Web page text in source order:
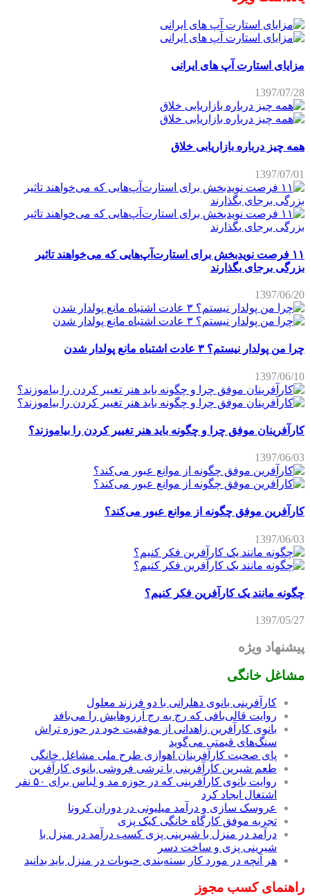
مزایای استارت آپ های ایرانی
1397/07/28
همه چیز درباره بازاریابی خلاق
1397/07/01
۱۱ فرصت نویدبخش برای استارت‌آپ‌هایی که می‌خواهند تاثیر
بزرگی برجای بگذارند
1397/06/20
چرا من پولدار نیستم؟ ۳ عادت اشتباه مانع پولدار شدن
1397/06/10
کارآفرینان موفق چرا و چگونه باید هنر تغییر کردن را بیاموزند؟
1397/06/03
کارآفرین موفق چگونه از موانع عبور می‌کند؟
1397/06/03
چگونه مانند یک کارآفرین فکر کنیم؟
1397/05/27
پیشنهاد ویژه
مشاغل خانگی
کارآفرینی بانوی دهلرانی با دو فرزند معلول
روایت قالی‌بافی که رج به رج آرزوهایش را می‌بافد
بانوی کارآفرین زاهدانی از موفقیت خود در حوزه تراش
سنگ‌های قیمتی می‌گوید
پای صحبت کارآفرینان اهوازی طرح ملی مشاغل خانگی
طعم شیرین کارآفرینی با ترشی فروشی بانوی کارآفرین
روایت بانوی کارآفرینی که در حوزه مد و لباس برای ۵۰ نفر
اشتغال ایجاد کرد
عروسک سازی و درآمد میلیونی در دوران کرونا
تجربه موفق کارگاه خانگی کیک پزی
درآمد در منزل با شیرینی پزی کسب درآمد در منزل با
شیرینی پزی و ساخت دسر
هر آنچه در مورد کار بسته‌بندی حبوبات در منزل باید بدانید
راهنمای کسب مجوز